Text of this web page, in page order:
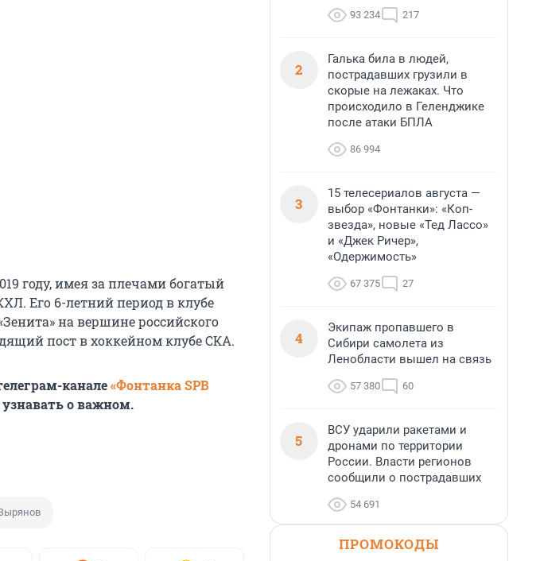
году, имея за плечами богатый
Его 6-летний период в клубе
на вершине российского
пост в хоккейном клубе СКА.
канале«Фонтанка SPB
о важном.
93 234 217
2
Галька била в людей,
пострадавших грузили в
скорые на лежаках. Что
происходило в Геленджике
после атаки БПЛА
86 994
3
15 телесериалов августа —
выбор «Фонтанки»: «Коп-
звезда», новые «Тед Лассо»
и «Джек Ричер»,
«Одержимость»
67 375 27
4
Экипаж пропавшего в
Сибири самолета из
Ленобласти вышел на связь
57 380 60
5
ВСУ ударили ракетами и
дронами по территории
России. Власти регионов
сообщили о пострадавших
54 691
ПРОМОКОДЫ